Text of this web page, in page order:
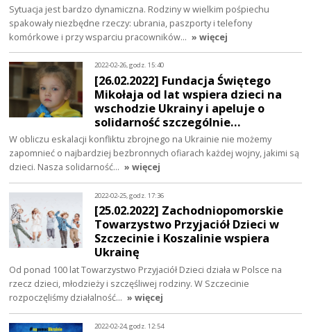
Sytuacja jest bardzo dynamiczna. Rodziny w wielkim pośpiechu
spakowały niezbędne rzeczy: ubrania, paszporty i telefony
komórkowe i przy wsparciu pracowników… » więcej
2022-02-26, godz. 15:40
[26.02.2022] Fundacja Świętego
Mikołaja od lat wspiera dzieci na
wschodzie Ukrainy i apeluje o
solidarność szczególnie…
W obliczu eskalacji konfliktu zbrojnego na Ukrainie nie możemy
zapomnieć o najbardziej bezbronnych ofiarach każdej wojny, jakimi są
dzieci. Nasza solidarność… » więcej
2022-02-25, godz. 17:36
[25.02.2022] Zachodniopomorskie
Towarzystwo Przyjaciół Dzieci w
Szczecinie i Koszalinie wspiera
Ukrainę
Od ponad 100 lat Towarzystwo Przyjaciół Dzieci działa w Polsce na
rzecz dzieci, młodzieży i szczęśliwej rodziny. W Szczecinie
rozpoczęliśmy działalność… » więcej
2022-02-24, godz. 12:54